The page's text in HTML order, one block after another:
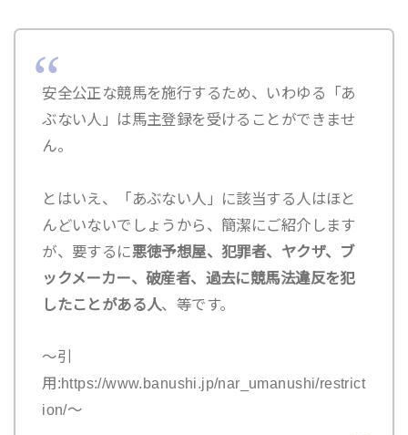
安全公正な競馬を施行するため、いわゆる「あ
ぶない人」は馬主登録を受けることができませ
ん。
とはいえ、「あぶない人」に該当する人はほと
んどいないでしょうから、簡潔にご紹介します
が、要するに悪徳予想屋、犯罪者、ヤクザ、ブ
ックメーカー、破産者、過去に競馬法違反を犯
したことがある人、等です。
～引
用:https://www.banushi.jp/nar_umanushi/restrict
ion/～